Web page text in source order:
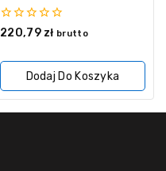
0
220,79 zł brutto
Dodaj Do Koszyka